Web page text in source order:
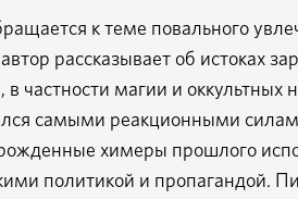
к теме повального
рассказывает об истоках
частности магии и оккультных
самыми реакционными
химеры прошлого
политикой и пропагандой.